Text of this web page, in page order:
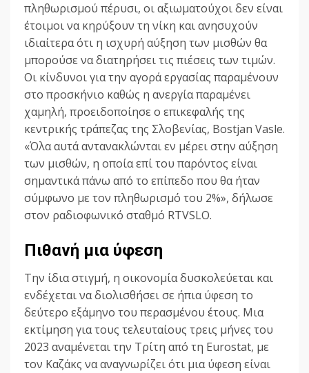
πληθωρισμού πέρυσι, οι αξιωματούχοι δεν είναι
έτοιμοι να κηρύξουν τη νίκη και ανησυχούν
ιδιαίτερα ότι η ισχυρή αύξηση των μισθών θα
μπορούσε να διατηρήσει τις πιέσεις των τιμών.
Οι κίνδυνοι για την αγορά εργασίας παραμένουν
στο προσκήνιο καθώς η ανεργία παραμένει
χαμηλή, προειδοποίησε ο επικεφαλής της
κεντρικής τράπεζας της Σλοβενίας, Bostjan Vasle.
«Όλα αυτά αντανακλώνται εν μέρει στην αύξηση
των μισθών, η οποία επί του παρόντος είναι
σημαντικά πάνω από το επίπεδο που θα ήταν
σύμφωνο με τον πληθωρισμό του 2%», δήλωσε
στον ραδιοφωνικό σταθμό RTVSLO.
Πιθανή μια ύφεση
Την ίδια στιγμή, η οικονομία δυσκολεύεται και
ενδέχεται να διολισθήσει σε ήπια ύφεση το
δεύτερο εξάμηνο του περασμένου έτους. Μια
εκτίμηση για τους τελευταίους τρεις μήνες του
2023 αναμένεται την Τρίτη από τη Eurostat, με
τον Καζάκς να αναγνωρίζει ότι μια ύφεση είναι